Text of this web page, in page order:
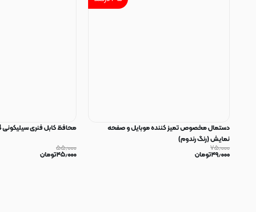
دستمال مخصوص تمیز کننده موبایل و صفحه
نمایش (رنگ رندوم)
۷۵٫۰۰۰
۴۹٫۰۰۰تومان
محافظ کابل فنری سیلیکونی 4 عددی (طرح رندوم)
۵۵٫۰۰۰
۴۵٫۰۰۰تومان